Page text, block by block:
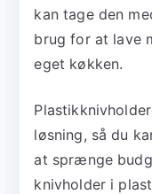
kan tage den
brug for at lave
eget køkken.
løsning, så du
at sprænge
knivholder i